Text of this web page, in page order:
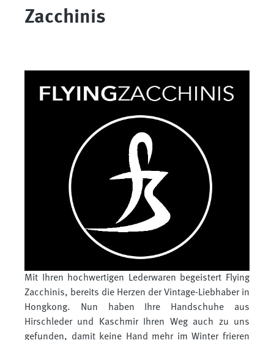
Zacchinis
Mit Ihren hochwertigen Lederwaren begeistert Flying
Zacchinis, bereits die Herzen der Vintage-Liebhaber in
Hongkong. Nun haben Ihre Handschuhe aus
Hirschleder und Kaschmir Ihren Weg auch zu uns
gefunden, damit keine Hand mehr im Winter frieren